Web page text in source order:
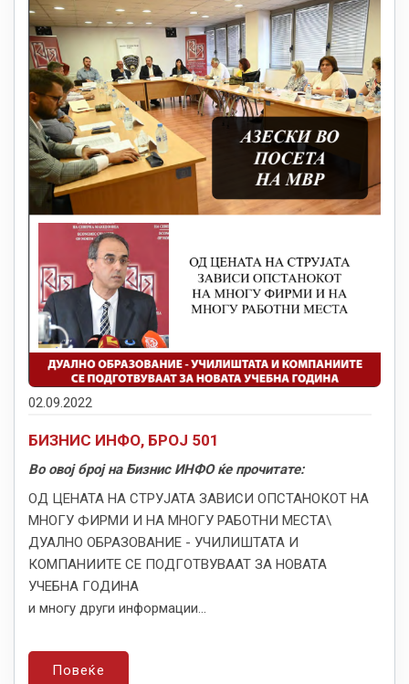
02.09.2022
БИЗНИС ИНФО, БРОЈ 501
Во овој број на Бизнис ИНФО ќе прочитате:
ОД ЦЕНАТА НА СТРУЈАТА ЗАВИСИ ОПСТАНОКОТ НА
МНОГУ ФИРМИ И НА МНОГУ РАБОТНИ МЕСТА\
ДУАЛНО ОБРАЗОВАНИЕ - УЧИЛИШТАТА И
КОМПАНИИТЕ СЕ ПОДГОТВУВААТ ЗА НОВАТА
УЧЕБНА ГОДИНА
и многу други информации...
Повеќе